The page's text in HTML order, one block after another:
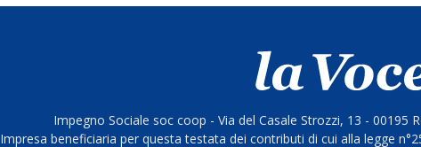
Impegno Sociale soc coop - Via del Casale Strozzi, 13 - 00195
Impresa beneficiaria per questa testata dei contributi di cui alla legge